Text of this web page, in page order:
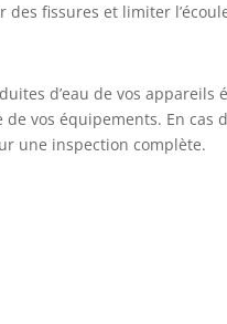
fissures et limiter
d’eau de vos
vos équipements. En
une inspection complète.